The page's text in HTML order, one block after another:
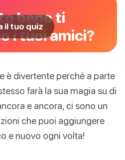
bene ti
i tuoi amici?
il tuo quiz
è divertente perché a parte
farà la sua magia su di
e ancora, ci sono un
che puoi aggiungere
e nuovo ogni volta!